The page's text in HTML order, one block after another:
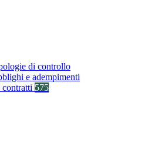
di controllo
e adempimenti
575